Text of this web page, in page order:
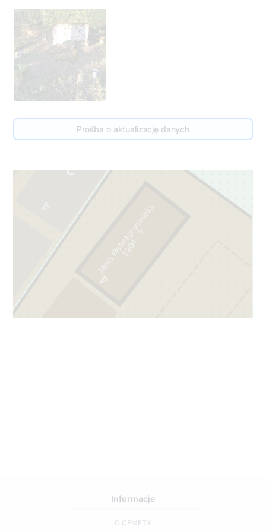
Prośba o aktualizację danych
4
Jānis Robežgruntnieks
1
9
0
4
-
?
Informacje
O CEMETY